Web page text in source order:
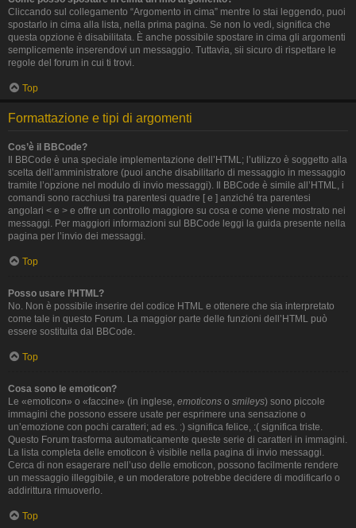
Cliccando sul collegamento “Argomento in cima” mentre lo stai leggendo, puoi
spostarlo in cima alla lista, nella prima pagina. Se non lo vedi, significa che
questa opzione è disabilitata. È anche possibile spostare in cima gli argomenti
semplicemente inserendovi un messaggio. Tuttavia, sii sicuro di rispettare le
regole del forum in cui ti trovi.
Top
Formattazione e tipi di argomenti
Cos’è il BBCode?
Il BBCode è una speciale implementazione dell’HTML; l’utilizzo è soggetto alla
scelta dell’amministratore (puoi anche disabilitarlo di messaggio in messaggio
tramite l’opzione nel modulo di invio messaggi). Il BBCode è simile all’HTML, i
comandi sono racchiusi tra parentesi quadre [ e ] anziché tra parentesi
angolari < e > e offre un controllo maggiore su cosa e come viene mostrato nei
messaggi. Per maggiori informazioni sul BBCode leggi la guida presente nella
pagina per l’invio dei messaggi.
Top
Posso usare l’HTML?
No. Non è possibile inserire del codice HTML e ottenere che sia interpretato
come tale in questo Forum. La maggior parte delle funzioni dell’HTML può
essere sostituita dal BBCode.
Top
Cosa sono le emoticon?
Le «emoticon» o «faccine» (in inglese, emoticons o smileys) sono piccole
immagini che possono essere usate per esprimere una sensazione o
un’emozione con pochi caratteri; ad es. :) significa felice, :( significa triste.
Questo Forum trasforma automaticamente queste serie di caratteri in immagini.
La lista completa delle emoticon è visibile nella pagina di invio messaggi.
Cerca di non esagerare nell’uso delle emoticon, possono facilmente rendere
un messaggio illeggibile, e un moderatore potrebbe decidere di modificarlo o
addirittura rimuoverlo.
Top